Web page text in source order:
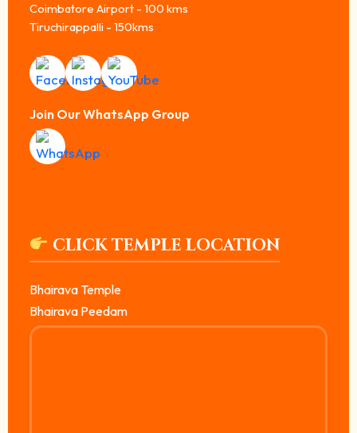
Coimbatore Airport - 100 kms
Tiruchirappalli - 150kms
Join Our WhatsApp Group
CLICK TEMPLE LOCATION
Bhairava Temple
Bhairava Peedam